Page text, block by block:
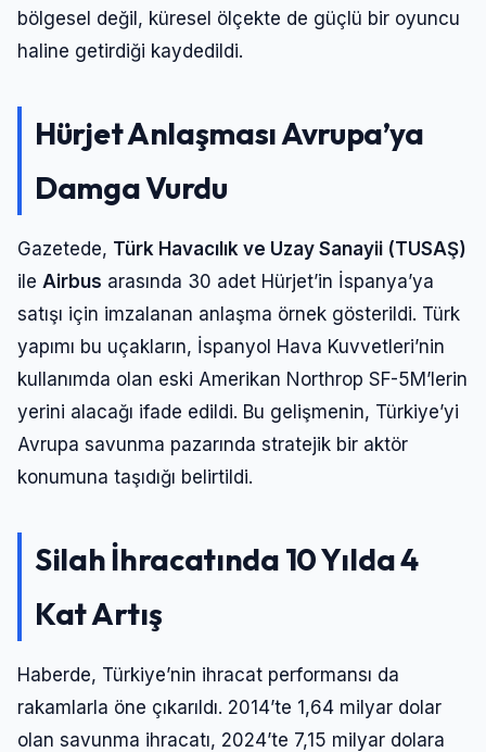
bölgesel değil, küresel ölçekte de güçlü bir oyuncu
haline getirdiği kaydedildi.
Hürjet Anlaşması Avrupa’ya
Damga Vurdu
Gazetede, Türk Havacılık ve Uzay Sanayii (TUSAŞ)
ile Airbus arasında 30 adet Hürjet’in İspanya’ya
satışı için imzalanan anlaşma örnek gösterildi. Türk
yapımı bu uçakların, İspanyol Hava Kuvvetleri’nin
kullanımda olan eski Amerikan Northrop SF-5M’lerin
yerini alacağı ifade edildi. Bu gelişmenin, Türkiye’yi
Avrupa savunma pazarında stratejik bir aktör
konumuna taşıdığı belirtildi.
Silah İhracatında 10 Yılda 4
Kat Artış
Haberde, Türkiye’nin ihracat performansı da
rakamlarla öne çıkarıldı. 2014’te 1,64 milyar dolar
olan savunma ihracatı, 2024’te 7,15 milyar dolara